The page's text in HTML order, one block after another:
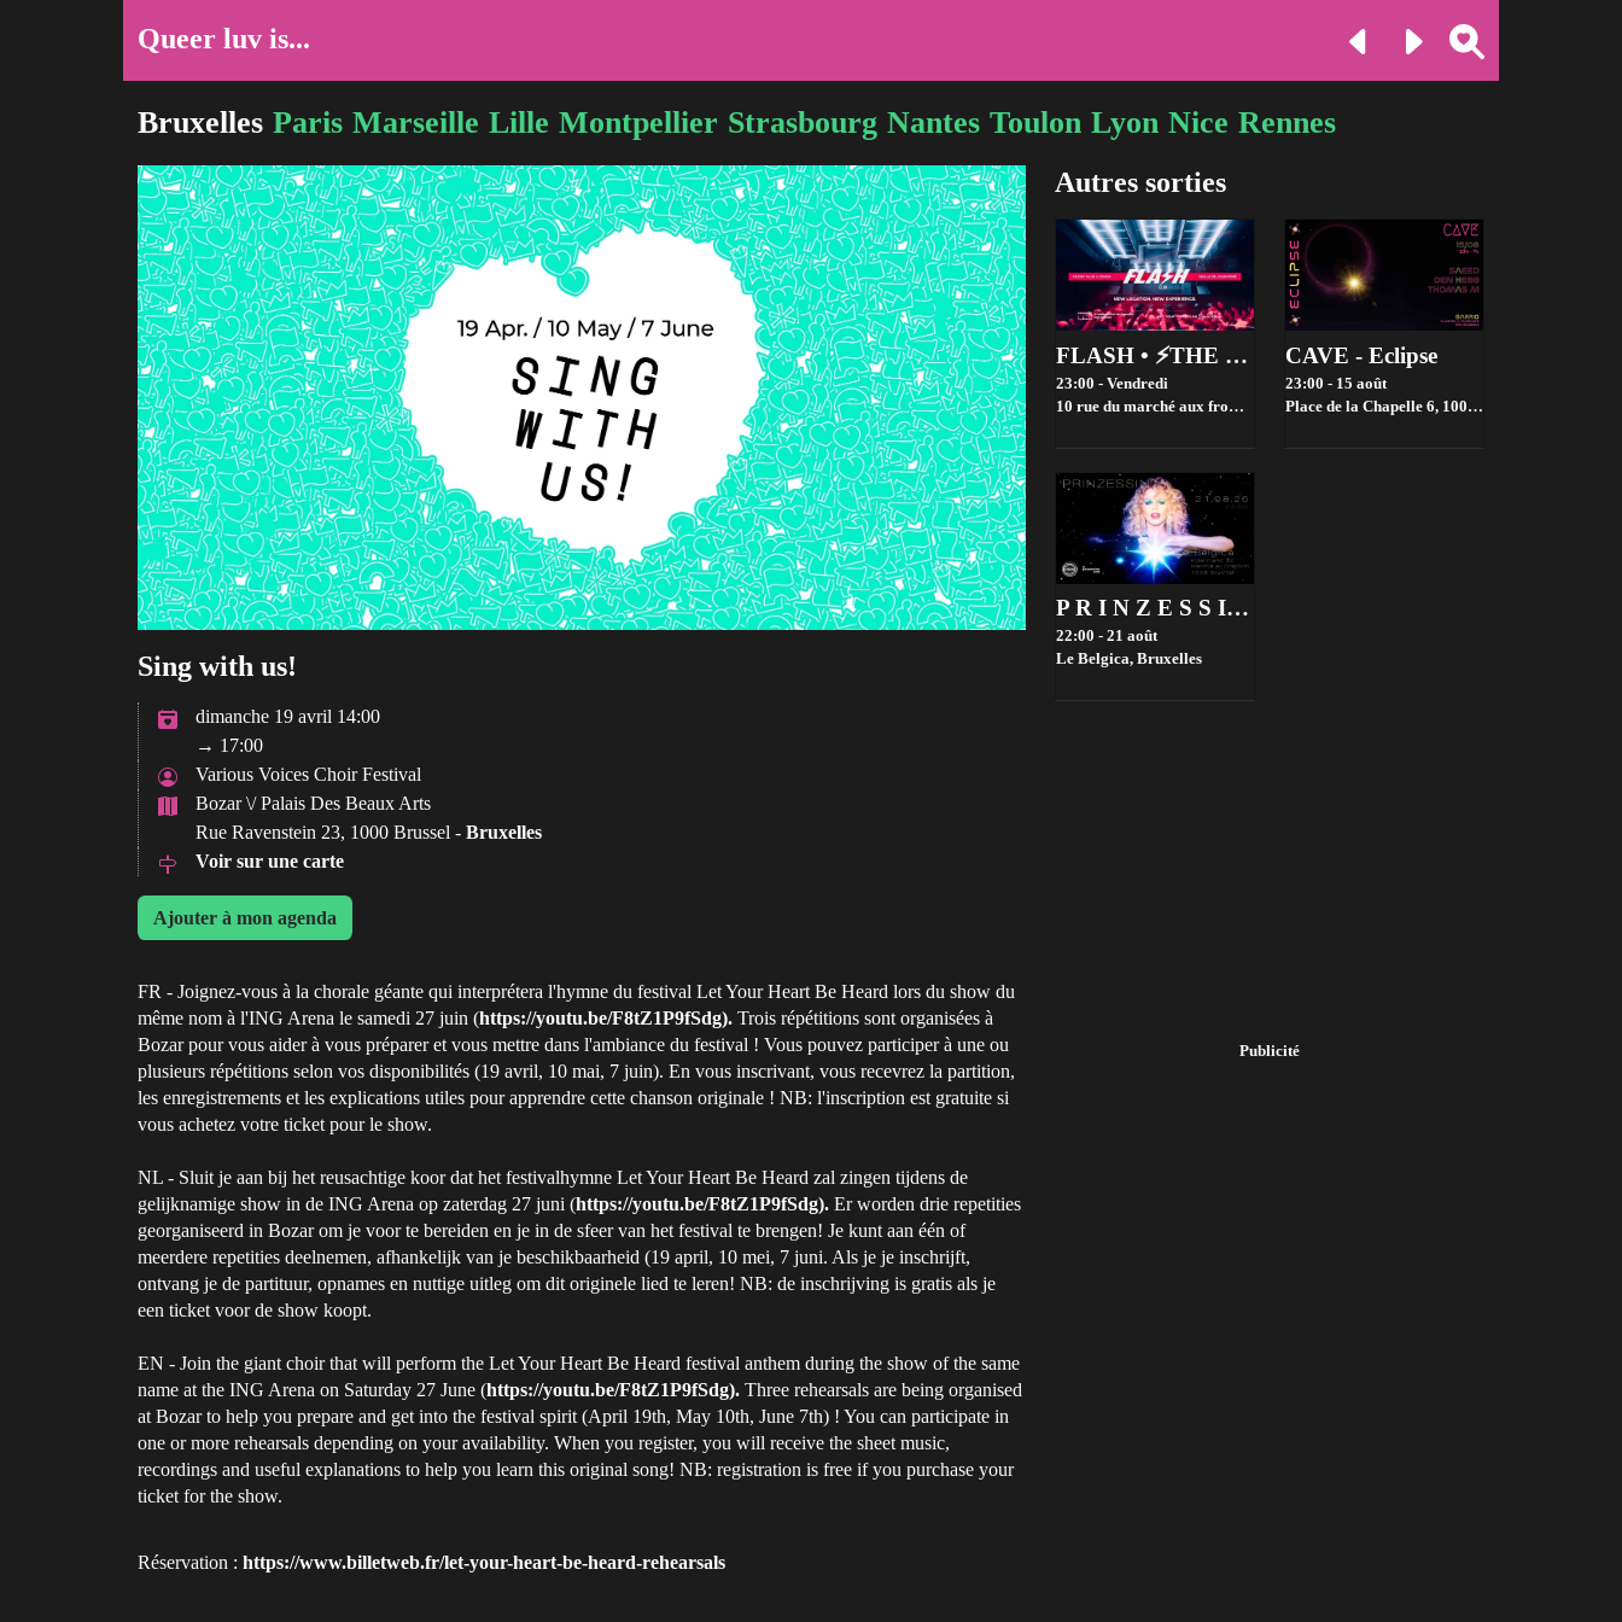
Queer luv is...
Bruxelles Paris Marseille Lille Montpellier Strasbourg Nantes Toulon Lyon Nice Rennes
Sing with us!
dimanche 19 avril 14:00
→ 17:00
Various Voices Choir Festival
Bozar \/ Palais Des Beaux Arts
Rue Ravenstein 23, 1000 Brussel - Bruxelles
Voir sur une carte
Ajouter à mon agenda
FR - Joignez-vous à la chorale géante qui interprétera l'hymne du festival Let Your Heart Be Heard lors du show du
même nom à l'ING Arena le samedi 27 juin (https://youtu.be/F8tZ1P9fSdg). Trois répétitions sont organisées à
Bozar pour vous aider à vous préparer et vous mettre dans l'ambiance du festival ! Vous pouvez participer à une ou
plusieurs répétitions selon vos disponibilités (19 avril, 10 mai, 7 juin). En vous inscrivant, vous recevrez la partition,
les enregistrements et les explications utiles pour apprendre cette chanson originale ! NB: l'inscription est gratuite si
vous achetez votre ticket pour le show.
NL - Sluit je aan bij het reusachtige koor dat het festivalhymne Let Your Heart Be Heard zal zingen tijdens de
gelijknamige show in de ING Arena op zaterdag 27 juni (https://youtu.be/F8tZ1P9fSdg). Er worden drie repetities
georganiseerd in Bozar om je voor te bereiden en je in de sfeer van het festival te brengen! Je kunt aan één of
meerdere repetities deelnemen, afhankelijk van je beschikbaarheid (19 april, 10 mei, 7 juni. Als je je inschrijft,
ontvang je de partituur, opnames en nuttige uitleg om dit originele lied te leren! NB: de inschrijving is gratis als je
een ticket voor de show koopt.
EN - Join the giant choir that will perform the Let Your Heart Be Heard festival anthem during the show of the same
name at the ING Arena on Saturday 27 June (https://youtu.be/F8tZ1P9fSdg). Three rehearsals are being organised
at Bozar to help you prepare and get into the festival spirit (April 19th, May 10th, June 7th) ! You can participate in
one or more rehearsals depending on your availability. When you register, you will receive the sheet music,
recordings and useful explanations to help you learn this original song! NB: registration is free if you purchase your
ticket for the show.
Réservation : https://www.billetweb.fr/let-your-heart-be-heard-rehearsals
Autres sorties
FLASH • ⚡️THE NEW CHAPTER ⚡️ • Veille de congé - Friday 14.08
23:00 - Vendredi
10 rue du marché aux fromages 1000 brussels,
Bruxelles
CAVE - Eclipse
23:00 - 15 août
Place de la Chapelle 6, 1000 Brussels, Belgium,
P R I N Z E S S I N 🔥 L E B E L G I C A 🪩
22:00 - 21 août
Le Belgica, Bruxelles
Publicité